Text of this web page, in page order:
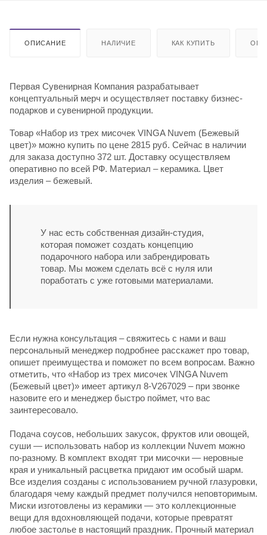
ОПИСАНИЕ НАЛИЧИЕ КАК КУПИТЬ
Первая Сувенирная Компания разрабатывает
концептуальный мерч и осуществляет поставку бизнес-
подарков и сувенирной продукции.
Товар «Набор из трех мисочек VINGA Nuvem (Бежевый
цвет)» можно купить по цене 2815 руб. Сейчас в наличии
для заказа доступно 372 шт. Доставку осуществляем
оперативно по всей РФ. Материал – керамика. Цвет
изделия – бежевый.
У нас есть собственная дизайн-студия,
которая поможет создать концепцию
подарочного набора или забрендировать
товар. Мы можем сделать всё с нуля или
поработать с уже готовыми материалами.
Если нужна консультация – свяжитесь с нами и ваш
персональный менеджер подробнее расскажет про товар,
опишет преимущества и поможет по всем вопросам. Важно
отметить, что «Набор из трех мисочек VINGA Nuvem
(Бежевый цвет)» имеет артикул 8-V267029 – при звонке
назовите его и менеджер быстро поймет, что вас
заинтересовало.
Подача соусов, небольших закусок, фруктов или овощей,
суши — использовать набор из коллекции Nuvem можно
по-разному. В комплект входят три мисочки — неровные
края и уникальный расцветка придают им особый шарм.
Все изделия созданы с использованием ручной глазуровки,
благодаря чему каждый предмет получился неповторимым.
Миски изготовлены из керамики — это коллекционные
вещи для вдохновляющей подачи, которые превратят
любое застолье в настоящий праздник. Прочный материал